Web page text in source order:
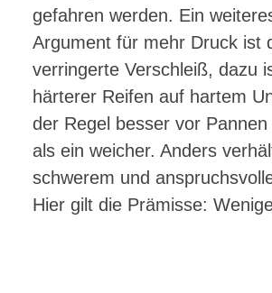
gefahren werden. Ein
Argument für mehr Druck ist
verringerte Verschleiß, dazu
härterer Reifen auf hartem
der Regel besser vor
als ein weicher. Anders
schwerem und
Hier gilt die Prämisse: